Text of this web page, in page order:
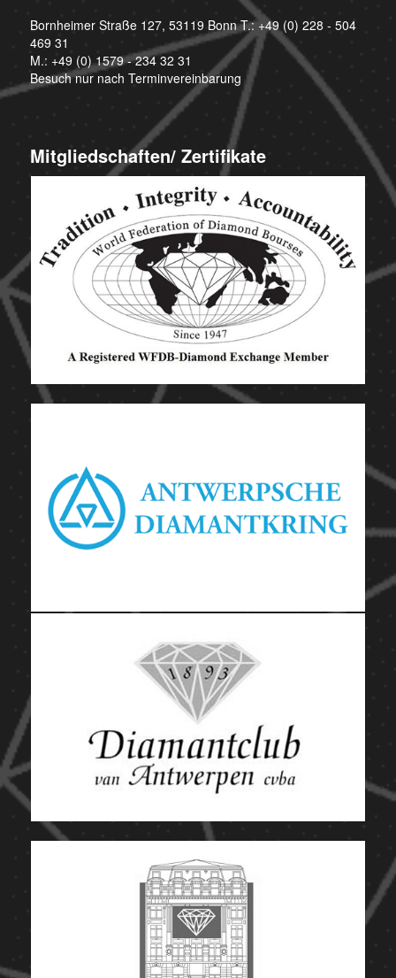
Bornheimer Straße 127, 53119 Bonn T.:+49 (0) 228 - 504
469 31
M.: +49 (0) 1579 - 234 32 31
Besuch nur nach Terminvereinbarung
Mitgliedschaften/ Zertifikate